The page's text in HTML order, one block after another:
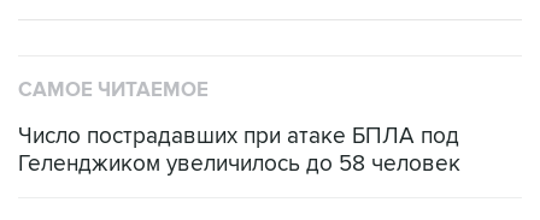
САМОЕ ЧИТАЕМОЕ
Число пострадавших при атаке БПЛА под
Геленджиком увеличилось до 58 человек